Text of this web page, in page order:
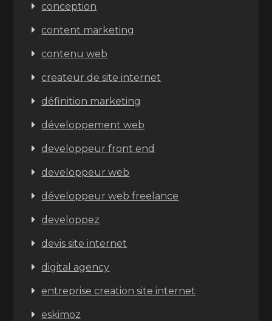
conception
content marketing
contenu web
createur de site internet
définition marketing
développement web
developpeur front end
developpeur web
développeur web freelance
developpez
devis site internet
digital agency
entreprise creation site internet
eskimoz